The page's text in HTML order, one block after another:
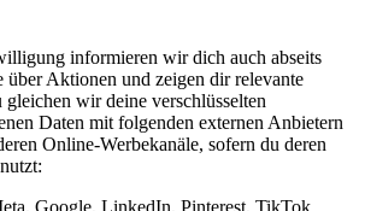
informieren wir dich auch abseits
über Aktionen und zeigen dir relevante
wir deine verschlüsselten
Daten mit folgenden externen Anbietern
Online-Werbekanäle, sofern du deren